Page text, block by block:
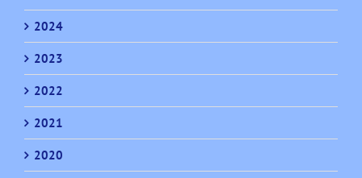
2024
2023
2022
2021
2020